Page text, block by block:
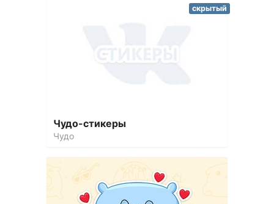
Чудо-стикеры
Чудо
скрытый